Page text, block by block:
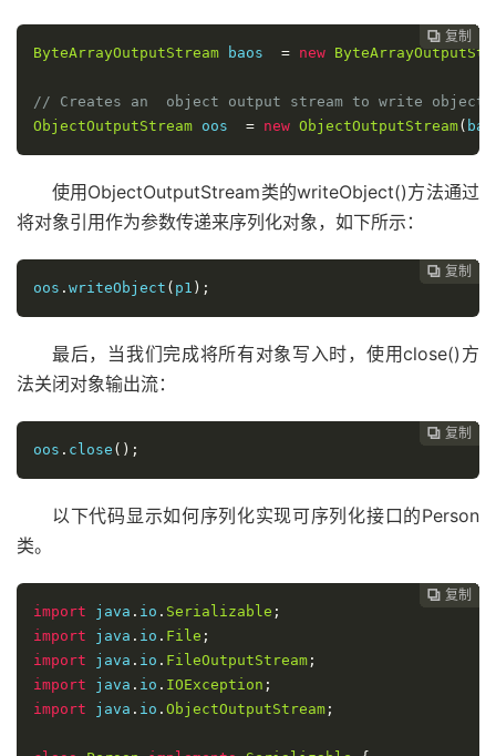
 复制
 复制
 复制
 复制
 复制
 复制
 复制
 复制
 复制
 复制
 复制
 复制
ByteArrayOutputStream baos = new
// Creates an  object output stream to write
ObjectOutputStream oos = new ObjectOutputStream(
使用ObjectOutputStream类的writeObject()方法通过
将对象引用作为参数传递来序列化对象，如下所示：
 复制
 复制
 复制
 复制
 复制
 复制
 复制
 复制
 复制
 复制
 复制
oos . writeObject ( p1 );
最后，当我们完成将所有对象写入时，使用close()方
法关闭对象输出流：
 复制
 复制
 复制
 复制
 复制
 复制
 复制
 复制
 复制
 复制
oos . close ();
以下代码显示如何序列化实现可序列化接口的Person
类。
 复制
 复制
 复制
 复制
 复制
 复制
 复制
 复制
 复制
import java . io . Serializable ;
import java . io . File ;
import java . io . FileOutputStream ;
import java . io . IOException ;
import java . io . ObjectOutputStream ;